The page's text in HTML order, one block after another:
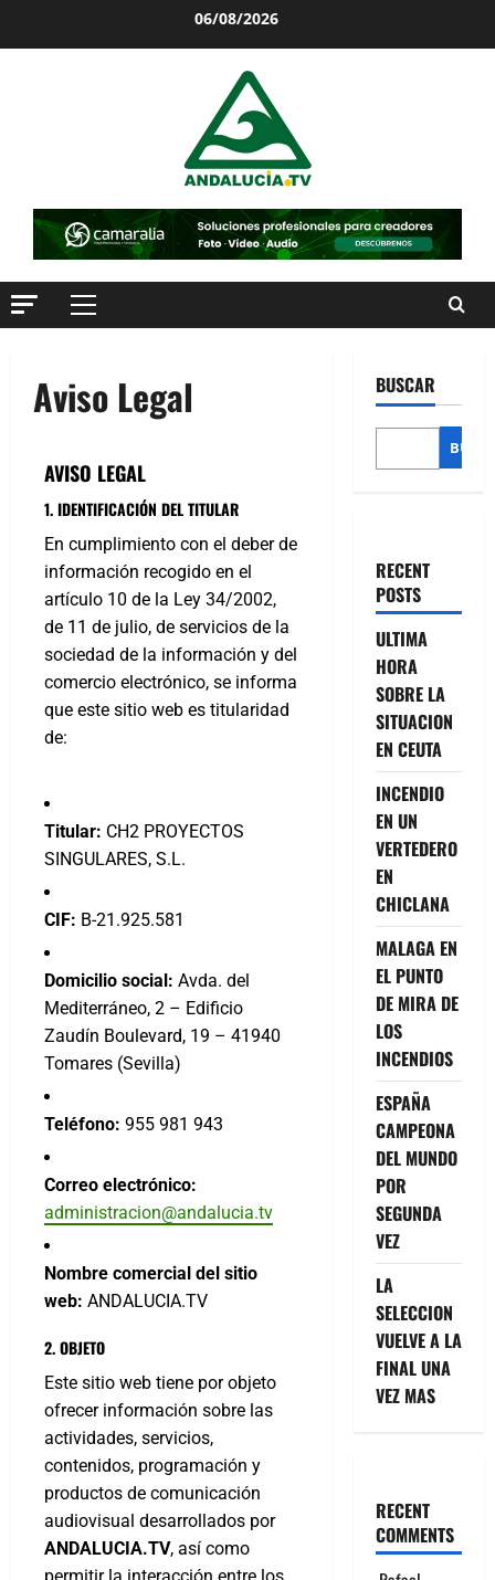
06/08/2026
Aviso Legal
AVISO LEGAL
1. IDENTIFICACIÓN DEL TITULAR
En cumplimiento con el deber de
información recogido en el
artículo 10 de la Ley 34/2002,
de 11 de julio, de servicios de la
sociedad de la información y del
comercio electrónico, se informa
que este sitio web es titularidad
de:
Titular: CH2 PROYECTOS
SINGULARES, S.L.
CIF: B-21.925.581
Domicilio social: Avda. del
Mediterráneo, 2 – Edificio
Zaudín Boulevard, 19 – 41940
Tomares (Sevilla)
Teléfono: 955 981 943
Correo electrónico:
administracion@andalucia.tv
Nombre comercial del sitio
web: ANDALUCIA.TV
2. OBJETO
Este sitio web tiene por objeto
ofrecer información sobre las
actividades, servicios,
contenidos, programación y
productos de comunicación
audiovisual desarrollados por
ANDALUCIA.TV, así como
BUSCAR
RECENT
POSTS
ULTIMA
HORA
SOBRE LA
SITUACION
EN CEUTA
INCENDIO
EN UN
VERTEDERO
EN
CHICLANA
MALAGA EN
EL PUNTO
DE MIRA DE
LOS
INCENDIOS
ESPAÑA
CAMPEONA
DEL MUNDO
POR
SEGUNDA
VEZ
LA
SELECCION
VUELVE A LA
FINAL UNA
VEZ MAS
RECENT
COMMENTS